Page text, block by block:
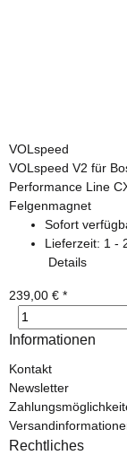
VOLspeed
VOLspeed V2 für
Performance Line
Felgenmagnet
Sofort
Lieferzeit: 1 -
Details
239,00 € *
Informationen
Kontakt
Newsletter
Rechtliches